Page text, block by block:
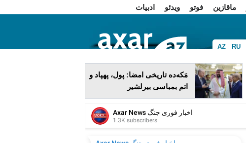
ماقازین فوتو ویدئو
ادبیات
AZ RU
فا
مَکه‌ده تاریخی امضا: پول، پهپاد و
اتم بمباسی بیرلشیر